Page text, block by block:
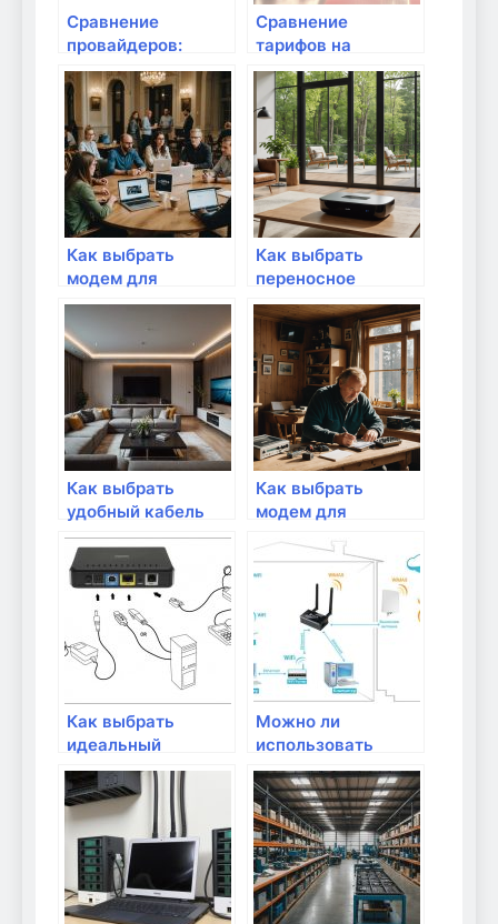
Сравнение
провайдеров:
тарифы и скорость
интернета
Сравнение
тарифов на
интернет: какой
выбрать?
Как выбрать
модем для
домашнего
интернета
Как выбрать
переносное
устройство для
интернета?
Как выбрать
удобный кабель
для подключения
интернета?
Как выбрать
модем для
Как выбрать
идеальный
маршрутизатор
для интернета
вещей?
Можно ли
использовать
роутер без
провайдера
интернета?